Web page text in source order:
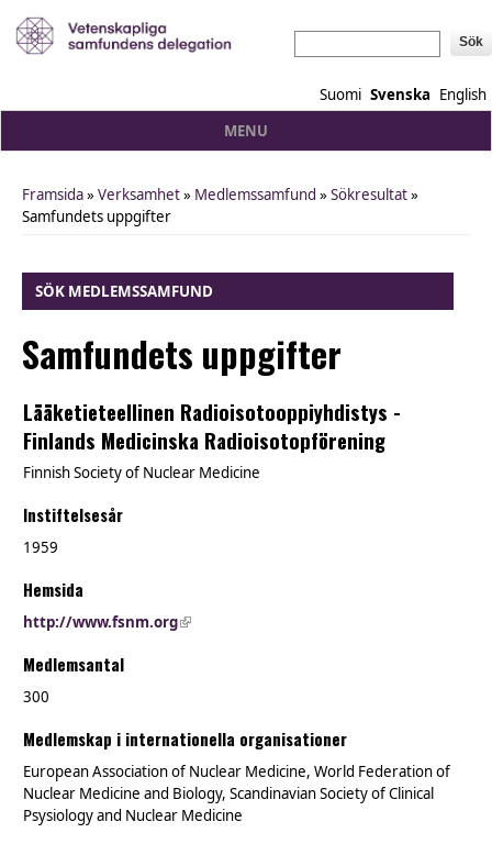
Suomi Svenska English
MENU
You are here
Framsida»Verksamhet» Medlemssamfund »Sökresultat»
Samfundets uppgifter
SÖK MEDLEMSSAMFUND
Samfundets uppgifter
Lääketieteellinen Radioisotooppiyhdistys -
Finlands Medicinska Radioisotopförening
Finnish Society of Nuclear Medicine
Instiftelsesår
1959
Hemsida
http://www.fsnm.org(link is external)
Medlemsantal
300
Medlemskap i internationella organisationer
European Association of Nuclear Medicine, World Federation of
Nuclear Medicine and Biology, Scandinavian Society of Clinical
Psysiology and Nuclear Medicine